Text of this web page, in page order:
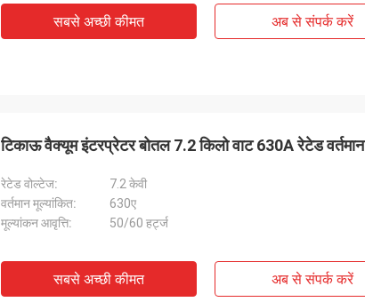
सबसे अच्छी कीमत अब से संपर्क करें
टिकाऊ वैक्यूम इंटरप्रेटर बोतल 7.2 किलो वाट 630A रेटेड वर्तमान
रेटेड वोल्टेज:
7.2 केवी
वर्तमान मूल्यांकित:
630ए
मूल्यांकन आवृत्ति:
50/60 हर्ट्ज
सबसे अच्छी कीमत अब से संपर्क करें